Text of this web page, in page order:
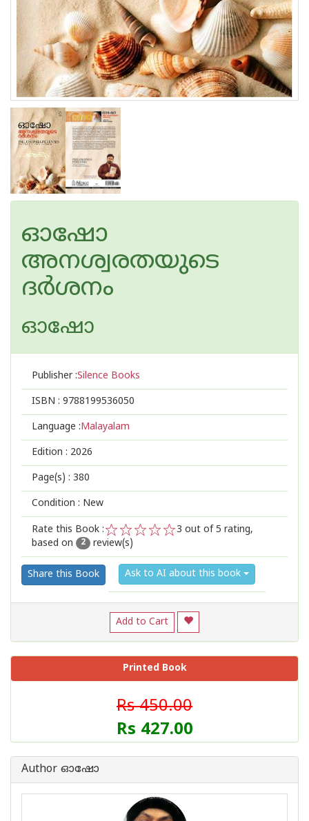
ഓഷോ
അനശ്വരതയുടെ
ദർശനം
ഓഷോ
Publisher :Silence Books
ISBN : 9788199536050
Language :Malayalam
Edition : 2026
Page(s) : 380
Condition : New
Rate this Book :
2
1
3 out of 5 rating,
based on
2 review(s)
Share this Book Ask to AI about this book
Add to Cart
Printed Book
Rs 450.00
Rs 427.00
Author ഓഷോ